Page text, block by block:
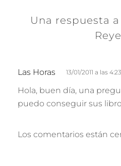
Una respuesta
Las Horas
c
e
13/01/2011 a las 4:23
Hola, buen día, una
puedo conseguir sus
Los comentarios están